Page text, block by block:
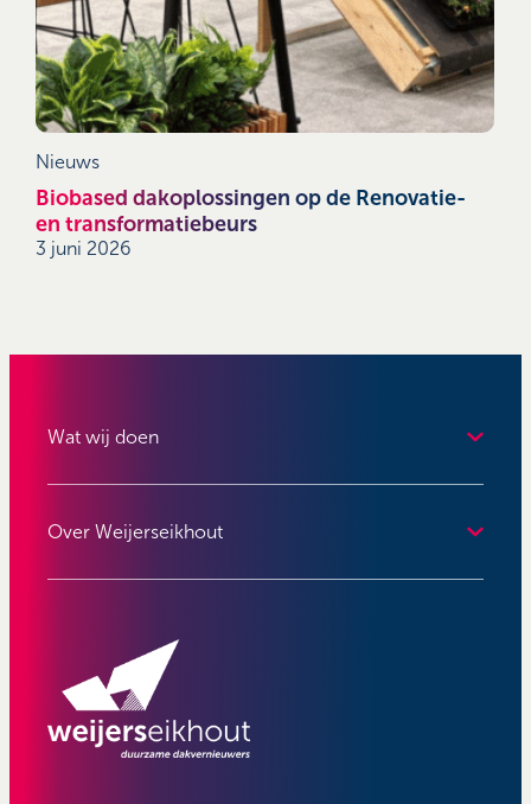
Nieuws
Biobased dakoplossingen op de Renovatie-
en transformatiebeurs
3 juni 2026
Wat wij doen
Over Weijerseikhout